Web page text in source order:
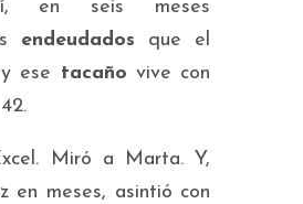
en seis meses
endeudados que el
ese tacaño vive con
Miró a Marta. Y,
en meses, asintió con